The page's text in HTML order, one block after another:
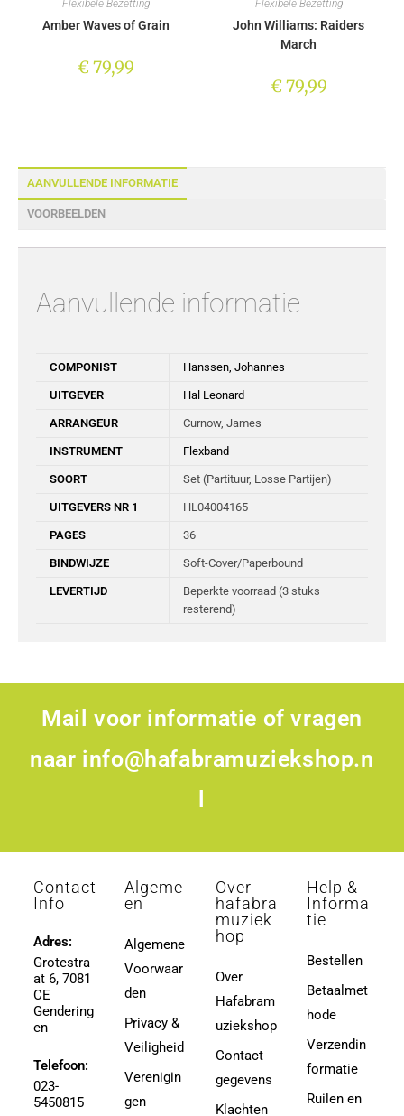
AANVULLENDE INFORMATIE
VOORBEELDEN
Aanvullende informatie
COMPONIST Hanssen, Johannes
UITGEVER Hal Leonard
ARRANGEUR Curnow, James
INSTRUMENT Flexband
SOORT Set (Partituur, Losse Partijen)
UITGEVERS NR 1 HL04004165
PAGES 36
BINDWIJZE Soft-Cover/Paperbound
LEVERTIJD
Beperkte voorraad (3 stuks
resterend)
Flexibele Bezetting
Amber Waves of Grain
€79,99
Flexibele Bezetting
John Williams: Raiders
March
€79,99
Mail voor informatie of vragen
naar info@hafabramuziekshop.n
Contact
Info
Adres:
Grotestra
at 6, 7081
CE
Gendering
en
Telefoon:
023-
5450815
Algeme
en
Algemene
Voorwaar
den
Privacy &
Veiligheid
Verenigin
gen
Over
hafabra
muziek
hop
Over
Hafabram
uziekshop
Contact
gegevens
Klachten
Help &
Informa
tie
Bestellen
Betaalmet
hode
Verzendin
formatie
Ruilen en